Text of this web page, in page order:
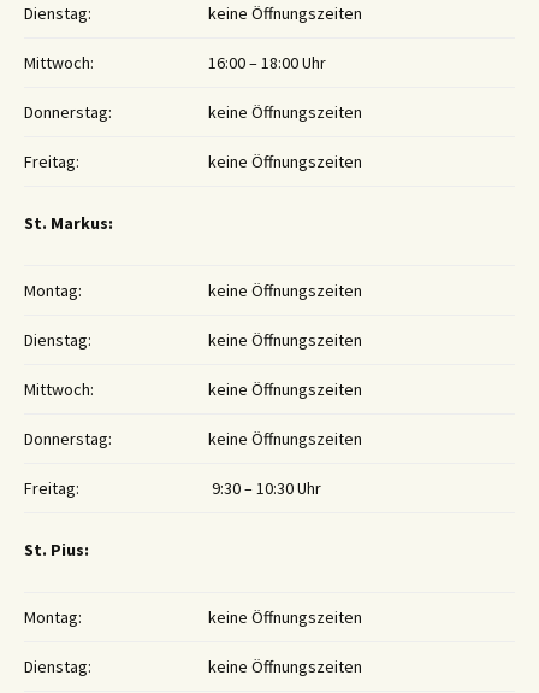
Dienstag: keine Öffnungszeiten
Mittwoch: 16:00 – 18:00 Uhr
Donnerstag: keine Öffnungszeiten
Freitag: keine Öffnungszeiten
St. Markus:
Montag: keine Öffnungszeiten
Dienstag: keine Öffnungszeiten
Mittwoch: keine Öffnungszeiten
Donnerstag: keine Öffnungszeiten
Freitag: 9:30 – 10:30 Uhr
St. Pius:
Montag: keine Öffnungszeiten
Dienstag: keine Öffnungszeiten